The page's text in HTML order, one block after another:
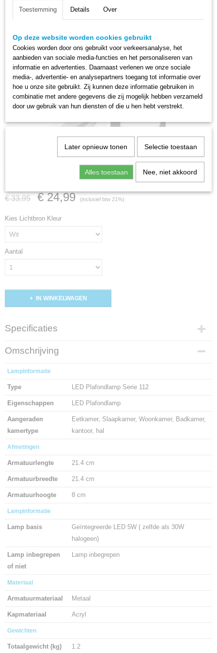
Led Plafondlamp Serie 112
€ 33,95 € 24,99 (inclusief btw 21%)
Kies Lichtbron Kleur
Aantal
IN WINKELWAGEN
Specificaties
Productcode
258-18
Omschrijving
Lampinformatie
Type LED Plafondlamp Serie 112
Eigenschappen LED Plafondlamp
Aangeraden
kamertype
Eetkamer, Slaapkamer, Woonkamer, Badkamer,
kantoor, hal
Afmetingen
Armatuurlengte 21.4 cm
Armatuurbreedte 21.4 cm
Armatuurhoogte 8 cm
Lampinformatie
Lamp basis
Geïntegreerde LED 5W ( zelfde als 30W
halogeen)
Lamp inbegrepen
of niet
Lamp inbegrepen
Materiaal
Armatuurmateriaal Metaal
Kapmateriaal Acryl
Gewichten
Totaalgewicht (kg) 1.2
Toestemming Details Over
Op deze website worden cookies gebruikt
Cookies worden door ons gebruikt voor verkeersanalyse, het
aanbieden van sociale media-functies en het personaliseren van
informatie en advertenties. Daarnaast verlenen we onze sociale
media-, advertentie- en analysepartners toegang tot informatie over
hoe u onze site gebruikt. Zij kunnen deze informatie gebruiken in
combinatie met andere gegevens die zij mogelijk hebben verzameld
door uw gebruik van hun diensten of die u hen hebt verstrekt.
Later opnieuw tonen Selectie toestaan
Alles toestaan Nee, niet akkoord